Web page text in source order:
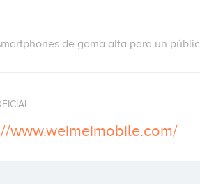
de gama alta para un
www.weimeimobile.com/